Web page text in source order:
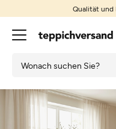
Qualität und
Günstige